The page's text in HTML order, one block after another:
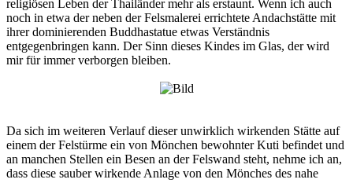
religiösen Leben der Thailänder mehr als erstaunt. Wenn ich auch
noch in etwa der neben der Felsmalerei errichtete Andachstätte mit
ihrer dominierenden Buddhastatue etwas Verständnis
entgegenbringen kann. Der Sinn dieses Kindes im Glas, der wird
mir für immer verborgen bleiben.
Da sich im weiteren Verlauf dieser unwirklich wirkenden Stätte auf
einem der Felstürme ein von Mönchen bewohnter Kuti befindet und
an manchen Stellen ein Besen an der Felswand steht, nehme ich an,
dass diese sauber wirkende Anlage von den Mönches des nahe